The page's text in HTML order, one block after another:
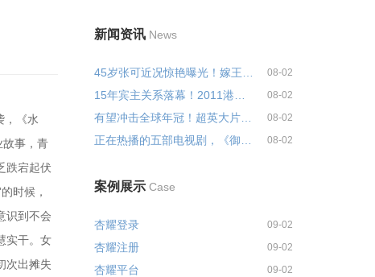
，《水
故事，青
跌宕起伏
时候，
识到不会
实干。女
次出摊失
新闻资讯 News
08-02
08-02
有望冲击全球年冠！超英大片集体... 08-02
08-02
案例展示 Case
杏耀登录 09-02
杏耀注册 09-02
杏耀平台 09-02